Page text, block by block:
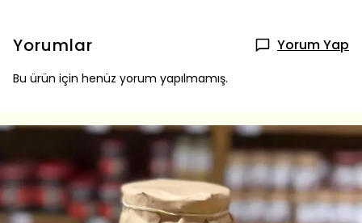
Yorumlar Yorum Yap
Bu ürün için henüz yorum yapılmamış.